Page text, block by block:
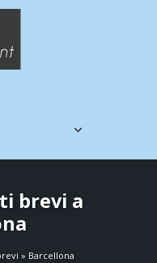
brevi a
» Barcellona